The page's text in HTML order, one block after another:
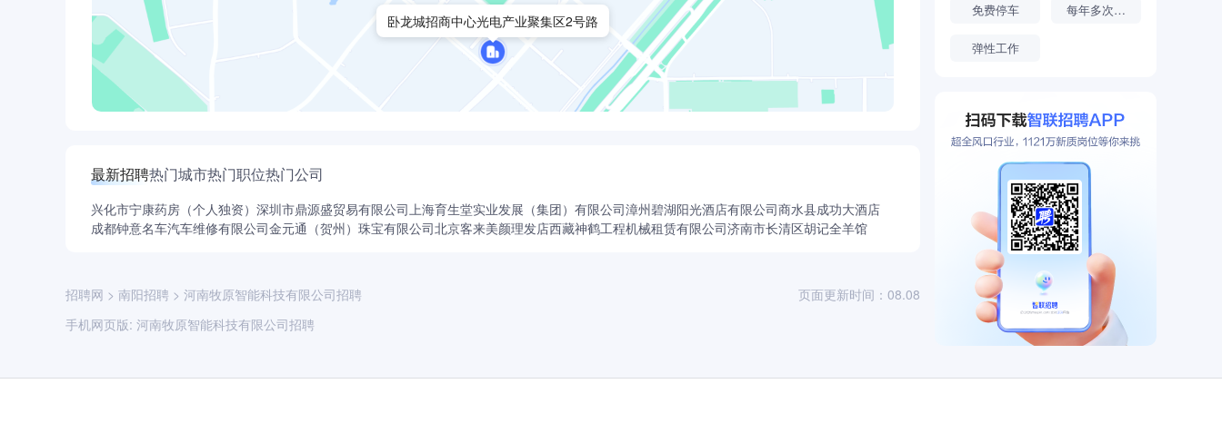
卧龙城招商中心光电产业聚集区2号路
最新招聘热门城市热门职位热门公司
兴化市宁康药房（个人独资） 深圳市鼎源盛贸易有限公司上海育生堂实业发展（集团）有限公司漳州碧湖阳光酒店有限公司商水县成功大酒店
成都钟意名车汽车维修有限公司金元通（贺州）珠宝有限公司北京客来美颜理发店西藏神鹤工程机械租赁有限公司济南市长清区胡记全羊馆
招聘网 > 南阳招聘 > 河南牧原智能科技有限公司招聘
手机网页版: 河南牧原智能科技有限公司招聘
页面更新时间：08.08
免费停车 每年多次调薪
弹性工作